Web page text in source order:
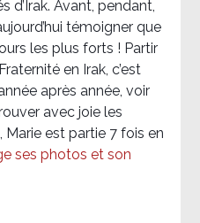
d’Irak. Avant, pendant,
témoigner que
les plus forts ! Partir
en Irak, c’est
après année, voir
avec joie les
Marie est partie 7 fois en
ses photos et son